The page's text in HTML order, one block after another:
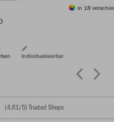
Individualisierbar
in 18
(4,61/5) Trusted Shops